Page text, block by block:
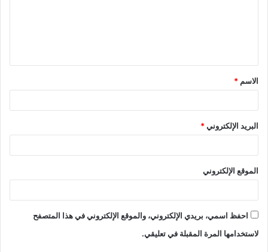
ق
*
الاسم *
البريد الإلكتروني*
الموقع الإلكتروني
احفظ اسمي، بريدي الإلكتروني، والموقع الإلكتروني في هذا المتصفح
لاستخدامها المرة المقبلة في تعليقي.